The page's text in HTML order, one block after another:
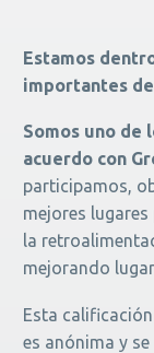
Estamos
importantes
Somos uno de
acuerdo con
participamos,
mejores
la
mejorando
Esta
es anónima y